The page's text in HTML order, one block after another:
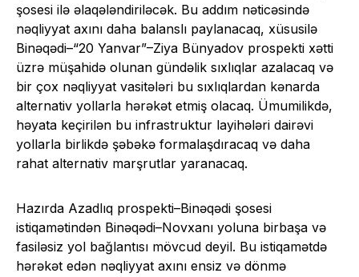
şosesi ilə əlaqələndiriləcək. Bu addım nəticəsində
nəqliyyat axını daha balanslı paylanacaq, xüsusilə
Binəqədi–“20 Yanvar”–Ziya Bünyadov prospekti xətti
üzrə müşahidə olunan gündəlik sıxlıqlar azalacaq və
bir çox nəqliyyat vasitələri bu sıxlıqlardan kənarda
alternativ yollarla hərəkət etmiş olacaq. Ümumilikdə,
həyata keçirilən bu infrastruktur layihələri dairəvi
yollarla birlikdə şəbəkə formalaşdıracaq və daha
rahat alternativ marşrutlar yaranacaq.
Hazırda Azadlıq prospekti–Binəqədi şosesi
istiqamətindən Binəqədi–Novxanı yoluna birbaşa və
fasiləsiz yol bağlantısı mövcud deyil. Bu istiqamətdə
hərəkət edən nəqliyyat axını ensiz və dönmə